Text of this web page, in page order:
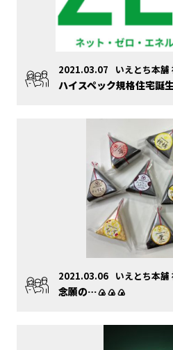
2021.03.07 いえとち本舗
ハイスペック規格住宅誕
2021.03.06 いえとち本舗
念願の…🍙🍙🍙